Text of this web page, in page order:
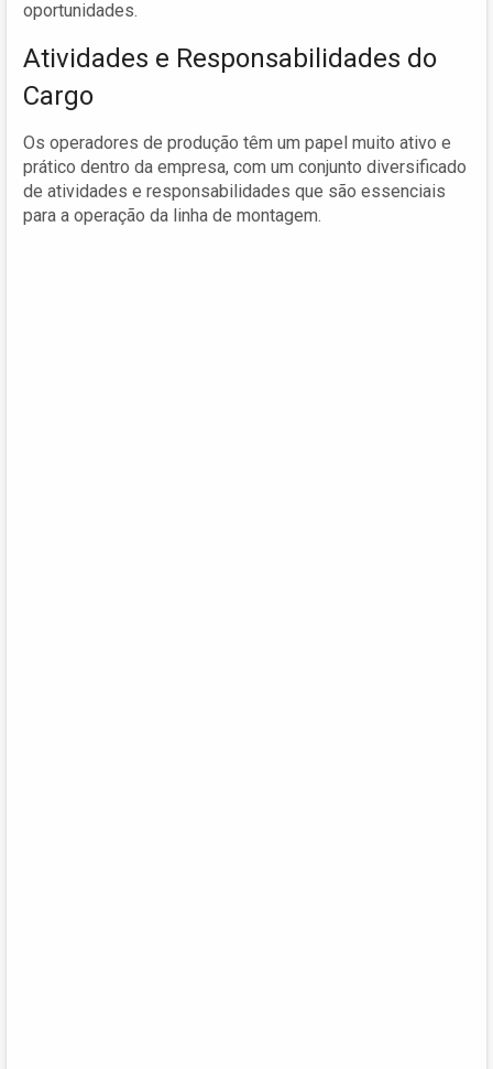
oportunidades.
Atividades e Responsabilidades do
Cargo
Os operadores de produção têm um papel muito ativo e
prático dentro da empresa, com um conjunto diversificado
de atividades e responsabilidades que são essenciais
para a operação da linha de montagem.